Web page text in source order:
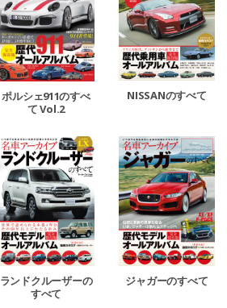
ポルシェ911のすべ
て Vol.2
NISSANのすべて
ランドクルーザーの
すべて
ジャガーのすべて